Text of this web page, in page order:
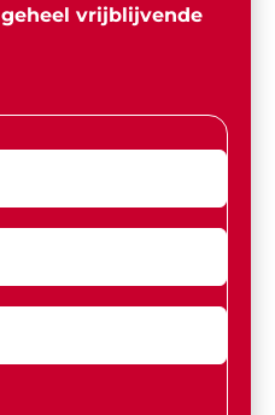
geheel vrijblijvende